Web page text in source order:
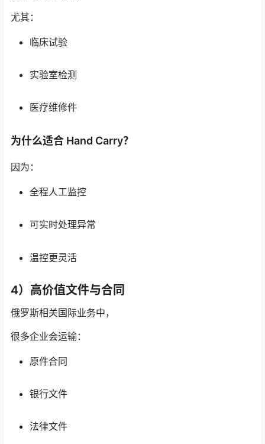
尤其：
临床试验
实验室检测
医疗维修件
为什么适合 Hand Carry？
因为：
全程人工监控
可实时处理异常
温控更灵活
4）高价值文件与合同
俄罗斯相关国际业务中，
很多企业会运输：
原件合同
银行文件
法律文件